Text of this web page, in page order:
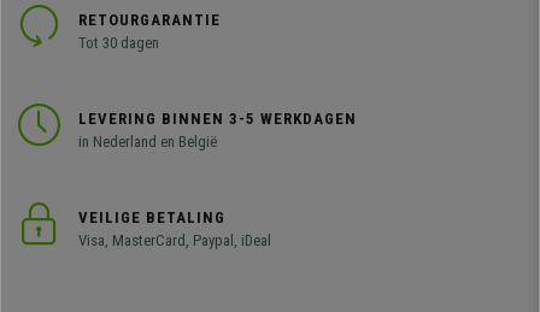
RETOURGARANTIE
Tot 30 dagen
LEVERING BINNEN 3-5 WERKDAGEN
in Nederland en België
VEILIGE BETALING
Visa, MasterCard, Paypal, iDeal